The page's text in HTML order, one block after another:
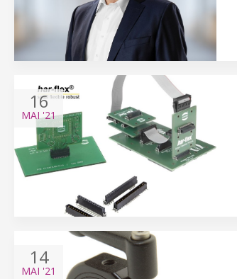
16
MAI'21
14
MAI '21